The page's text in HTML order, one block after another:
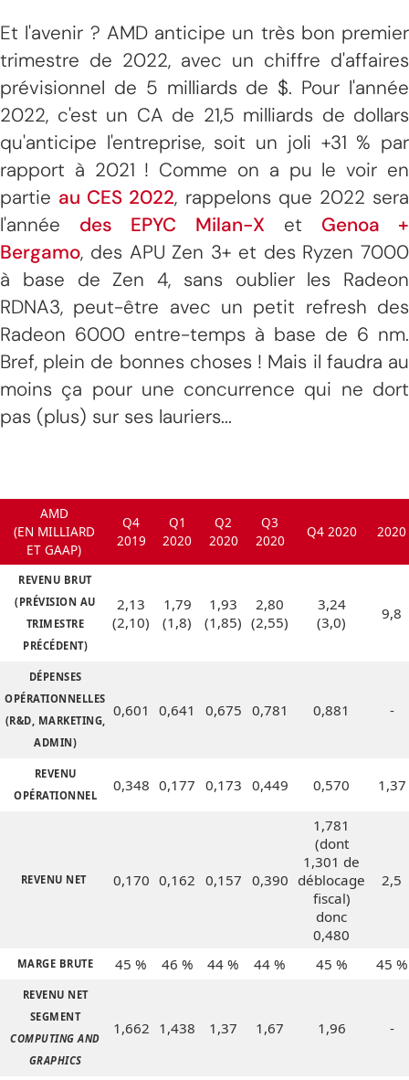
Et l'avenir ? AMD anticipe un très bon premier
trimestre de 2022, avec un chiffre d'affaires
prévisionnel de 5 milliards de $. Pour l'année
2022, c'est un CA de 21,5 milliards de dollars
qu'anticipe l'entreprise, soit un joli +31 % par
rapport à 2021 ! Comme on a pu le voir en
partie au CES 2022, rappelons que 2022 sera
l'année des EPYC Milan-X et Genoa +
Bergamo, des APU Zen 3+ et des Ryzen 7000
à base de Zen 4, sans oublier les Radeon
RDNA3, peut-être avec un petit refresh des
Radeon 6000 entre-temps à base de 6 nm.
Bref, plein de bonnes choses ! Mais il faudra au
moins ça pour une concurrence qui ne dort
pas (plus) sur ses lauriers...
AMD
(EN MILLIARD
ET GAAP)
Q4
2019
Q1
2020
Q2
2020
Q3
2020
Q4 2020 2020
REVENU BRUT
(PRÉVISION AU
TRIMESTRE
PRÉCÉDENT)
2,13
(2,10)
1,79
(1,8)
1,93
(1,85)
2,80
(2,55)
3,24
(3,0)
9,8
DÉPENSES
OPÉRATIONNELLES
(R&D, MARKETING,
ADMIN)
0,601 0,641 0,675 0,781 0,881 -
REVENU
OPÉRATIONNEL
0,348 0,177 0,173 0,449 0,570 1,37
REVENU NET 0,170 0,162 0,157 0,390
1,781
(dont
1,301 de
déblocage
fiscal)
donc
0,480
2,5
MARGE BRUTE 45 % 46 % 44 % 44 % 45 % 45 %
REVENU NET
SEGMENT
COMPUTING AND
GRAPHICS
1,662 1,438 1,37 1,67 1,96 -